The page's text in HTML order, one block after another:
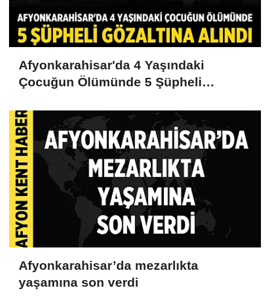
Afyonkarahisar'da 4 Yaşındaki
Çocuğun Ölümünde 5 Şüpheli
Afyonkarahisar’da mezarlıkta
yaşamına son verdi